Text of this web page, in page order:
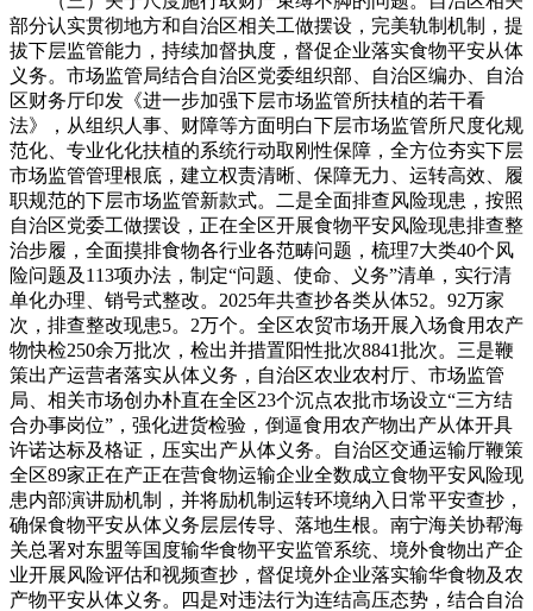
部分认实贯彻地方和自治区相关工做摆设，完美轨制机制，提
拔下层监管能力，持续加督执度，督促企业落实食物平安从体
义务。市场监管局结合自治区党委组织部、自治区编办、自治
区财务厅印发《进一步加强下层市场监管所扶植的若干看
法》，从组织人事、财障等方面明白下层市场监管所尺度化规
范化、专业化化扶植的系统行动取刚性保障，全方位夯实下层
市场监管管理根底，建立权责清晰、保障无力、运转高效、履
职规范的下层市场监管新款式。二是全面排查风险现患，按照
自治区党委工做摆设，正在全区开展食物平安风险现患排查整
治步履，全面摸排食物各行业各范畴问题，梳理7大类40个风
险问题及113项办法，制定“问题、使命、义务”清单，实行清
单化办理、销号式整改。2025年共查抄各类从体52。92万家
次，排查整改现患5。2万个。全区农贸市场开展入场食用农产
物快检250余万批次，检出并措置阳性批次8841批次。三是鞭
策出产运营者落实从体义务，自治区农业农村厅、市场监管
局、相关市场创办朴直在全区23个沉点农批市场设立“三方结
合办事岗位”，强化进货检验，倒逼食用农产物出产从体开具
许诺达标及格证，压实出产从体义务。自治区交通运输厅鞭策
全区89家正在产正在营食物运输企业全数成立食物平安风险现
患内部演讲励机制，并将励机制运转环境纳入日常平安查抄，
确保食物平安从体义务层层传导、落地生根。南宁海关协帮海
关总署对东盟等国度输华食物平安监管系统、境外食物出产企
业开展风险评估和视频查抄，督促境外企业落实输华食物及农
产物平安从体义务。四是对违法行为连结高压态势，结合自治